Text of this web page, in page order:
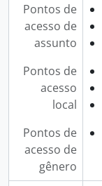
Pontos de
acesso de
assunto
Pontos de
acesso
local
Pontos de
acesso de
gênero